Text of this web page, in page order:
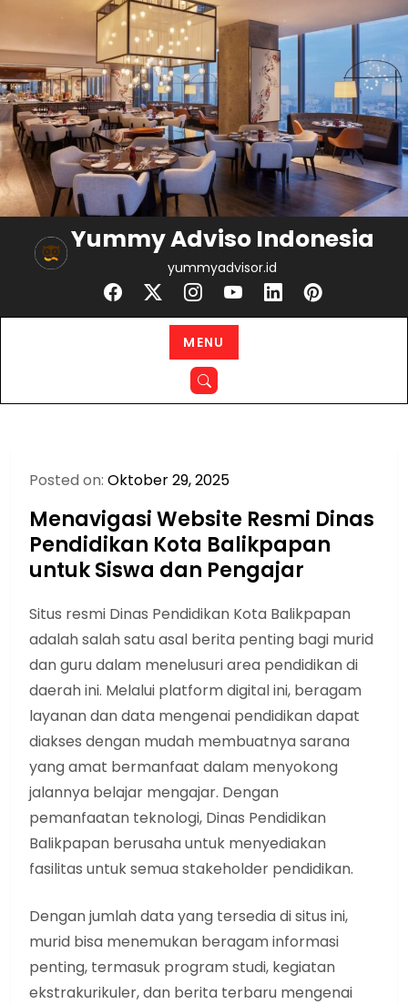
content
Yummy Adviso Indonesia
yummyadvisor.id
MENU
Posted on: Oktober 29, 2025
Menavigasi Website Resmi Dinas
Pendidikan Kota Balikpapan
untuk Siswa dan Pengajar
Situs resmi Dinas Pendidikan Kota Balikpapan
adalah salah satu asal berita penting bagi murid
dan guru dalam menelusuri area pendidikan di
daerah ini. Melalui platform digital ini, beragam
layanan dan data mengenai pendidikan dapat
diakses dengan mudah membuatnya sarana
yang amat bermanfaat dalam menyokong
jalannya belajar mengajar. Dengan
pemanfaatan teknologi, Dinas Pendidikan
Balikpapan berusaha untuk menyediakan
fasilitas untuk semua stakeholder pendidikan.
Dengan jumlah data yang tersedia di situs ini,
murid bisa menemukan beragam informasi
penting, termasuk program studi, kegiatan
ekstrakurikuler, dan berita terbaru mengenai